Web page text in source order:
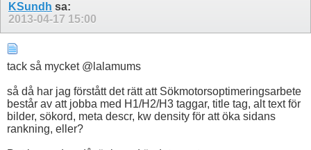
KSundh sa:
2013-04-17 15:00
tack så mycket @lalamums
så då har jag förstått det rätt att Sökmotorsoptimeringsarbete
består av att jobba med H1/H2/H3 taggar, title tag, alt text för
bilder, sökord, meta descr, kw density för att öka sidans
rankning, eller?